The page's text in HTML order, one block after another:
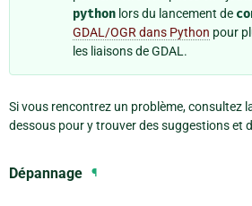
python lors du lancement de
GDAL/OGR dans Python pour
les liaisons de GDAL.
Si vous rencontrez un problème, consultez
dessous pour y trouver des suggestions et
Dépannage ¶